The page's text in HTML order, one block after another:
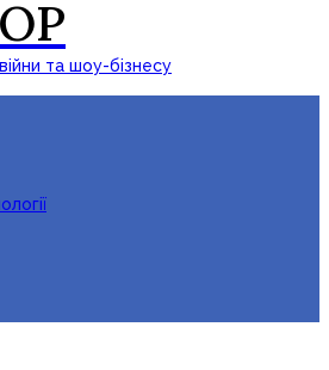
та шоу-бізнесу